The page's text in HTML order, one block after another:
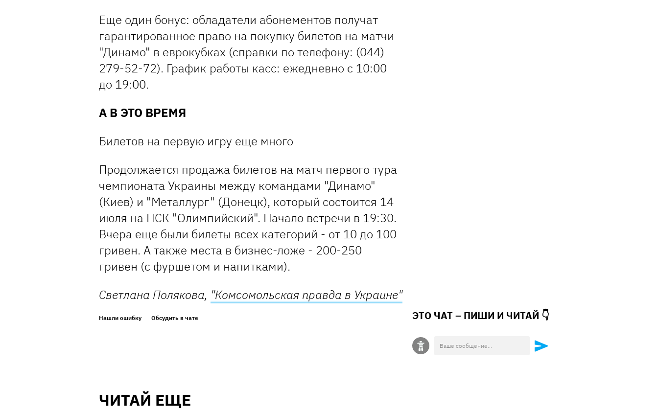
Еще один бонус: обладатели абонементов получат
гарантированное право на покупку билетов на матчи
"Динамо" в еврокубках (справки по телефону: (044)
279-52-72). График работы касс: ежедневно с 10:00
до 19:00.
А В ЭТО ВРЕМЯ
Билетов на первую игру еще много
Продолжается продажа билетов на матч первого тура
чемпионата Украины между командами "Динамо"
(Киев) и "Металлург" (Донецк), который состоится 14
июля на НСК "Олимпийский". Начало встречи в 19:30.
Вчера еще были билеты всех категорий - от 10 до 100
гривен. А также места в бизнес-ложе - 200-250
гривен (с фуршетом и напитками).
Светлана Полякова, "Комсомольская правда в Украине"
Нашли ошибку Обсудить в чате ЭТО ЧАТ – ПИШИ И ЧИТАЙ 👇
ЧИТАЙ ЕЩЕ